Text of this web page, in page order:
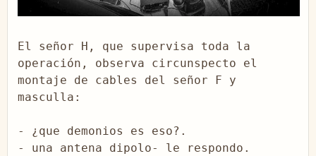
El señor H, que supervisa toda la
operación, observa circunspecto el
montaje de cables del señor F y
masculla:
- ¿que demonios es eso?.
- una antena dipolo- le respondo.